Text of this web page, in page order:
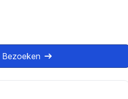
Bezoeken